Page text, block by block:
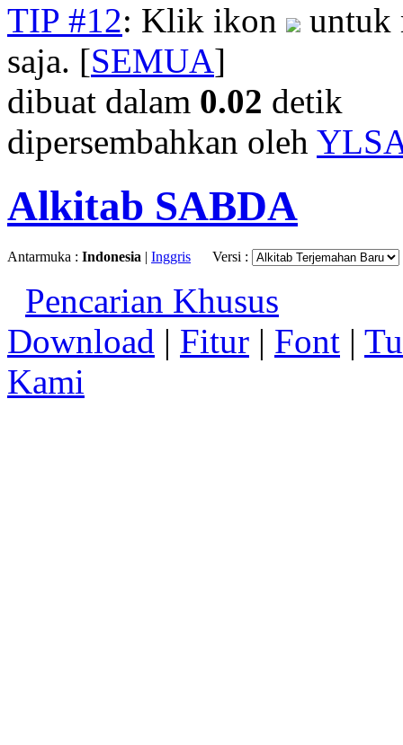
TIP #12: Klik ikon
untuk
saja. [SEMUA]
dibuat dalam 0.02 detik
dipersembahkan oleh
Alkitab SABDA
Antarmuka : Indonesia | Inggris Versi :
Pencarian Khusus
Download | Fitur | Font |
Kami